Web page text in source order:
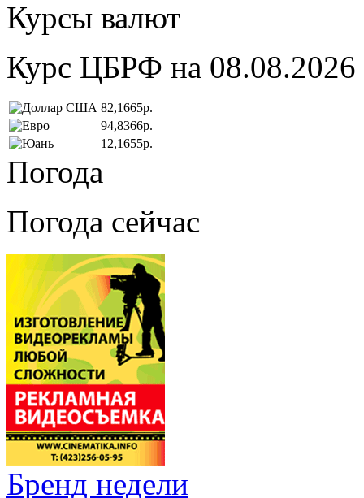
Курсы валют
Курс ЦБРФ на 08.08.2026
82,1665р.
94,8366р.
12,1655р.
Погода
Погода сейчас
Бренд недели